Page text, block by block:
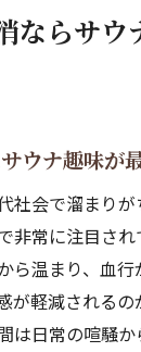
ならサウ
ウナ趣味が
社会で溜まり
非常に注目さ
ら温まり、血行
が軽減されるの
は日常の喧騒